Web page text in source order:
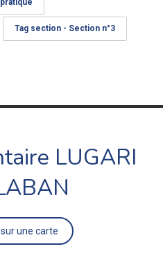
Tag section - Section n°3
LUGARI
une carte